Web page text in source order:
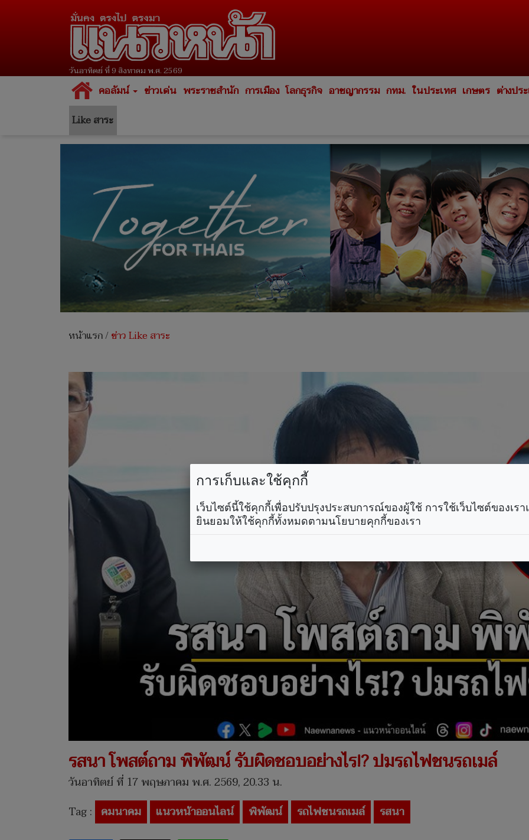
วันอาทิตย์ ที่ 9 สิงหาคม พ.ศ. 2569
คอลัมน์ ข่าวเด่น พระราชสำนัก การเมือง โลกธุรกิจ อาชญากรรม กทม. ในประเทศ เกษตร ต่างปร
Like สาระ
หน้าแรก/ข่าว Like สาระ
รสนา โพสต์ถาม พิพัฒน์ รับผิดชอบอย่างไร!? ปมรถไฟชนรถเมล์
วันอาทิตย์ ที่ 17 พฤษภาคม พ.ศ. 2569, 20.33 น.
Tag : คมนาคม แนวหน้าออนไลน์ พิพัฒน์ รถไฟชนรถเมล์ รสนา
การเก็บและใช้คุกกี้
เว็บไซต์นี้ใช้คุกกี้เพื่อปรับปรุงประสบการณ์ของผู้ใช้ การใช้เว็บไซต์ของเร
ยินยอมให้ใช้คุกกี้ทั้งหมดตามนโยบายคุกกี้ของเรา